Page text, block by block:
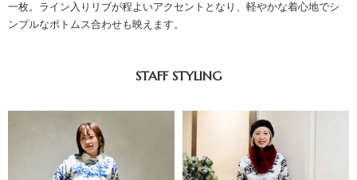
一枚。ライン入りリブが程よいアクセントとなり、軽やかな着心地でシ
ンプルなボトムス合わせも映えます。
STAFF STYLING